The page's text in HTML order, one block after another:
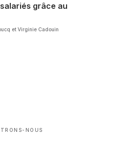
grâce au
et Virginie Cadouin
NOUS